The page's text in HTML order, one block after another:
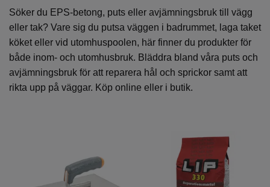
Söker du EPS-betong, puts eller avjämningsbruk till vägg
eller tak? Vare sig du putsa väggen i badrummet, laga taket
köket eller vid utomhuspoolen, här finner du produkter för
både inom- och utomhusbruk. Bläddra bland våra puts och
avjämningsbruk för att reparera hål och sprickor samt att
rikta upp på väggar. Köp online eller i butik.